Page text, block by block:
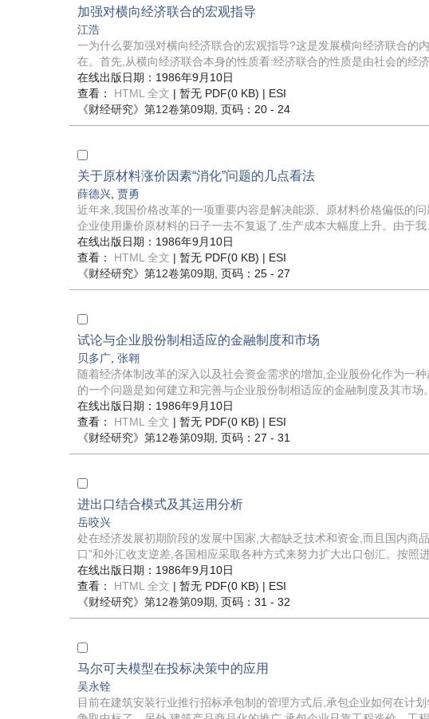
加强对横向经济联合的宏观指导
江浩
一为什么要加强对横向经济联合的宏观指导?这是发展横向经济联合的
在。首先,从横向经济联合本身的性质看:经济联合的性质是由社会的经济
在线出版日期：1986年9月10日
查看： HTML 全文 | 暂无 PDF(0 KB) | ESI
《财经研究》 第12卷第09期 , 页码：20 - 24
关于原材料涨价因素“消化”问题的几点看法
薛德兴 贾勇
近年来,我国价格改革的一项重要内容是解决能源、原材料价格偏低的
企业使用廉价原材料的日子一去不复返了,生产成本大幅度上升。由于我...
在线出版日期：1986年9月10日
查看： HTML 全文 | 暂无 PDF(0 KB) | ESI
《财经研究》 第12卷第09期 , 页码：25 - 27
试论与企业股份制相适应的金融制度和市场
贝多广 张翱
随着经济体制改革的深入以及社会资金需求的增加,企业股份化作为一
的一个问题是如何建立和完善与企业股份制相适应的金融制度及其市场
在线出版日期：1986年9月10日
查看： HTML 全文 | 暂无 PDF(0 KB) | ESI
《财经研究》 第12卷第09期 , 页码：27 - 31
进出口结合模式及其运用分析
岳咬兴
处在经济发展初期阶段的发展中国家,大都缺乏技术和资金,而且国内商
口”和外汇收支逆差,各国相应采取各种方式来努力扩大出口创汇。按照进
在线出版日期：1986年9月10日
查看： HTML 全文 | 暂无 PDF(0 KB) | ESI
《财经研究》 第12卷第09期 , 页码：31 - 32
马尔可夫模型在投标决策中的应用
吴永铨
目前在建筑安装行业推行招标承包制的管理方式后,承包企业如何在计